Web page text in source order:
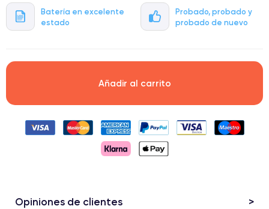
Batería en excelente
estado
Probado, probado y
probado de nuevo
Añadir al carrito
Opiniones de clientes